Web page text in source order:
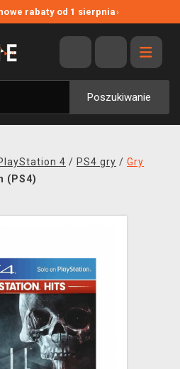
rabaty od 1 sierpnia›
Poszukiwanie
4 / PS4 gry / Gry
(PS4)